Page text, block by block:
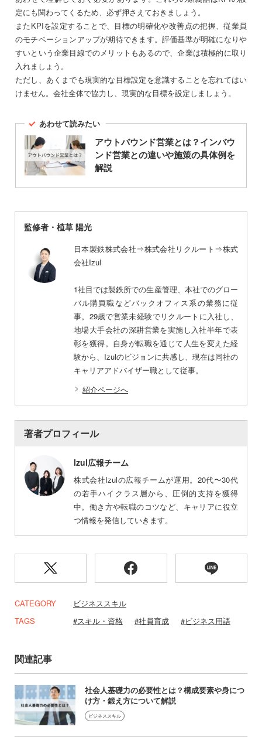
定にも関わってくるため、必ず押さえておきましょう。
またKPIを設定することで、目標の明確化や改善点の把握、従業員
のモチベーションアップが期待できます。評価基準が明確になりや
すいという企業目線でのメリットもあるので、企業は積極的に取り
入れましょう。
ただし、あくまでも現実的な目標設定を意識することを忘れてはい
けません。会社全体で協力し、現実的な目標を設定しましょう。
あわせて読みたい
アウトバウンド営業とは？インバウ
ンド営業との違いや施策の具体例を
解説
監修者・植草 陽光
日本製鉄株式会社⇒株式会社リクルート⇒株式
会社Izul
1社目では製鉄所での生産管理、本社でのグロー
バル購買職などバックオフィス系の業務に従
事。29歳で営業未経験でリクルートに入社し、
地場大手会社の深耕営業を実施し入社半年で表
彰を獲得。自身が転職を通じて人生を変えた経
験から、Izulのビジョンに共感し、現在は同社の
キャリアアドバイザー職として従事。
紹介ページへ
著者プロフィール
Izul広報チーム
株式会社Izulの広報チームが運用。20代〜30代
の若手ハイクラス層から、圧倒的支持を獲得
中。働き方や転職のコツなど、キャリアに役立
つ情報を発信していきます。
CATEGORY
ビジネススキル
TAGS
スキル・資格 社員育成 ビジネス用語
関連記事
社会人基礎力の必要性とは？構成要素や身につ
け方・鍛え方について解説
ビジネススキル